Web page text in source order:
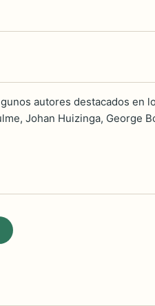
autores destacados en
Johan Huizinga, George